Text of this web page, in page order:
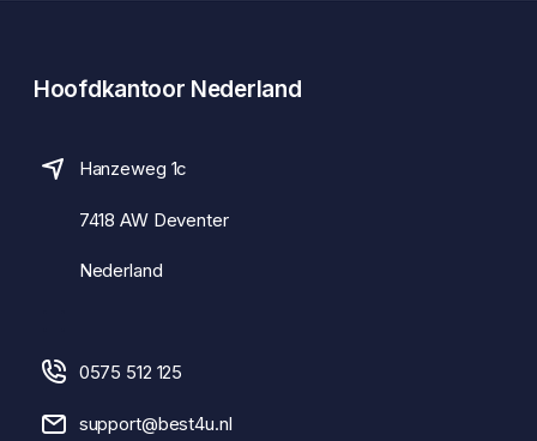
Hoofdkantoor Nederland
Hanzeweg 1c
7418 AW Deventer
Nederland
0575 512 125
support@best4u.nl